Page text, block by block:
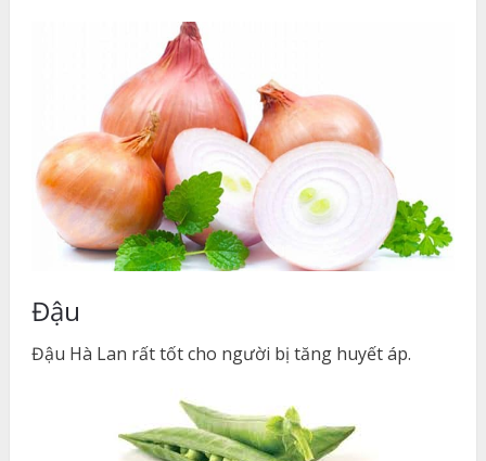
Đậu
Đậu Hà Lan rất tốt cho người bị tăng huyết áp.